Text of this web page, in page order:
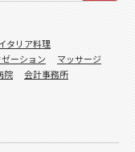
タリア料理
ーション
マッサージ
院
会計事務所